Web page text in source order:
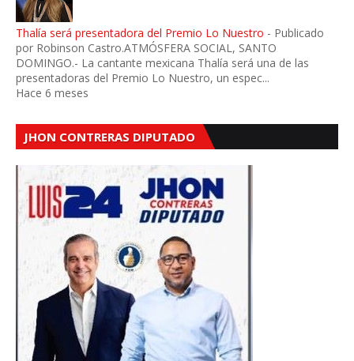
Thalía será presentadora del Premio Lo Nuestro - Publicado
por Robinson Castro.ATMÓSFERA SOCIAL, SANTO
DOMINGO.- La cantante mexicana Thalía será una de las
presentadoras del Premio Lo Nuestro, un espec...
Hace 6 meses
JHON CONTRERAS DIPUTADO